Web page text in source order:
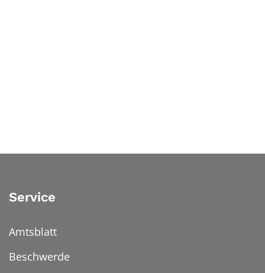
Service
Amtsblatt
Beschwerde